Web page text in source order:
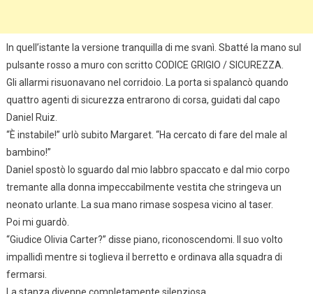
In quell’istante la versione tranquilla di me svanì. Sbatté la mano sul
pulsante rosso a muro con scritto CODICE GRIGIO / SICUREZZA.
Gli allarmi risuonavano nel corridoio. La porta si spalancò quando
quattro agenti di sicurezza entrarono di corsa, guidati dal capo
Daniel Ruiz.
“È instabile!” urlò subito Margaret. “Ha cercato di fare del male al
bambino!”
Daniel spostò lo sguardo dal mio labbro spaccato e dal mio corpo
tremante alla donna impeccabilmente vestita che stringeva un
neonato urlante. La sua mano rimase sospesa vicino al taser.
Poi mi guardò.
“Giudice Olivia Carter?” disse piano, riconoscendomi. Il suo volto
impallidì mentre si toglieva il berretto e ordinava alla squadra di
fermarsi.